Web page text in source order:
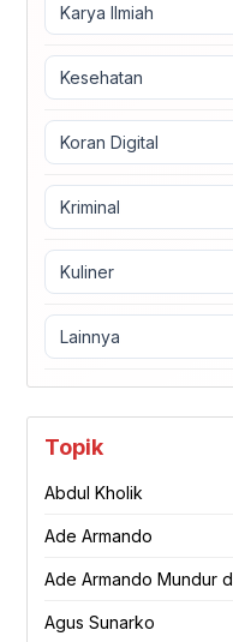
Karya Ilmiah
Kesehatan
Koran Digital
Kriminal
Kuliner
Lainnya
Topik
Abdul Kholik
Ade Armando
Ade Armando Mundur
Agus Sunarko